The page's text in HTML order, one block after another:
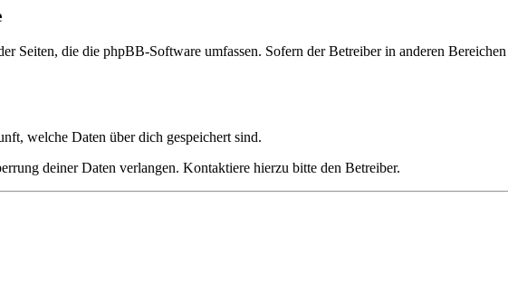
Seiten, die die phpBB-Software umfassen. Sofern der Betreiber in anderen
welche Daten über dich gespeichert sind.
deiner Daten verlangen. Kontaktiere hierzu bitte den Betreiber.